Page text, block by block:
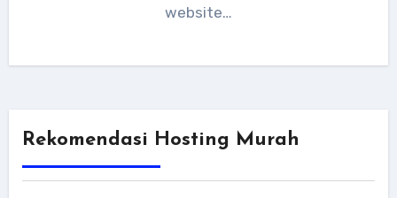
website…
Rekomendasi Hosting Murah